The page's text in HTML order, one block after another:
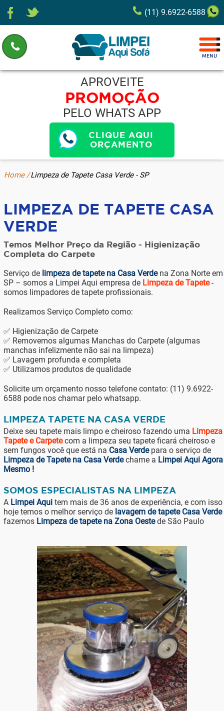
(11) 9.6922-6588
APROVEITE
PROMOÇÃO
PELO WHATS APP
CLIQUE AQUI
ORÇAMENTO
Home /Limpeza de Tapete Casa Verde - SP
LIMPEZA DE TAPETE CASA
VERDE
Temos Melhor Preço da Região - Higienização
Completa do Carpete
Serviço de limpeza de tapete na Casa Verdena Zona Norte em
SP – somos a Limpei Aqui empresa de Limpeza de Tapete-
somos limpadores de tapete profissionais.
Realizamos Serviço Completo como:
✅ Higienização de Carpete
✅ Removemos algumas Manchas do Carpete (algumas
manchas infelizmente não sai na limpeza)
✅ Lavagem profunda e completa
✅ Utilizamos produtos de qualidade
Solicite um orçamento nosso telefone contato: (11) 9.6922-
6588 pode nos chamar pelo whatsapp.
LIMPEZA TAPETE NA CASA VERDE
Deixe seu tapete mais limpo e cheiroso fazendo uma Limpeza
Tapete e Carpetecom a limpeza seu tapete ficará cheiroso e
sem fungos você que está na Casa Verdepara o serviço de
Limpeza de Tapete na Casa Verdechame a Limpei Aqui Agora
Mesmo !
SOMOS ESPECIALISTAS NA LIMPEZA
A Limpei Aquitem mais de 36 anos de experiência, e com isso
hoje temos o melhor serviço de lavagem de tapete Casa Verde
fazemos Limpeza de tapete na Zona Oestede São Paulo